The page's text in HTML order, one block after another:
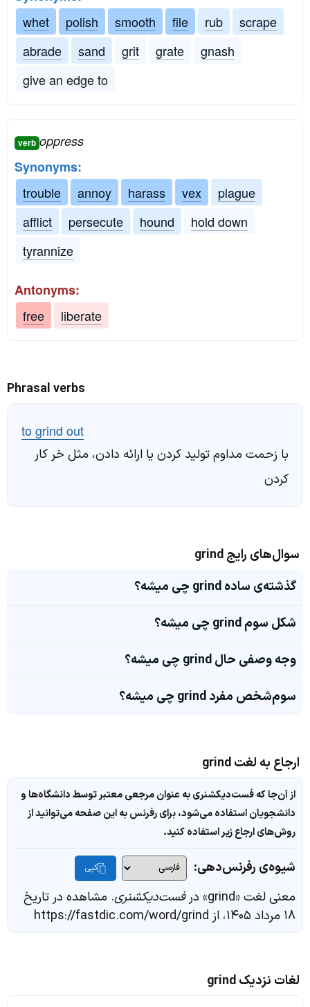
whet
polish smooth file rub
scrape
abrade
sand grit grate
gnash
give an edge to
verb oppress
Synonyms:
trouble
annoy harass vex
plague
afflict
persecute hound
hold down
tyrannize
Antonyms:
free
liberate
Phrasal verbs
to grind out
با زحمت مداوم تولید کردن یا ارائه دادن، مثل خر کار
کردن
سوال‌های رایج grind
گذشته‌ی ساده grind چی میشه؟
شکل سوم grind چی میشه؟
وجه وصفی حال grind چی میشه؟
سوم‌شخص مفرد grind چی میشه؟
ارجاع به لغت grind
از آن‌جا که فست‌دیکشنری به عنوان مرجعی معتبر توسط دانشگاه‌ها و
دانشجویان استفاده می‌شود، برای رفرنس به این صفحه می‌توانید از
روش‌های ارجاع زیر استفاده کنید.
شیوه‌ی رفرنس‌دهی: کپی
معنی لغت «grind» در فست‌دیکشنری. مشاهده در تاریخ
۱۸ مرداد ۱۴۰۵، از https://fastdic.com/word/grind
لغات نزدیک grind